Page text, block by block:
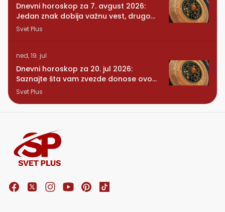
Dnevni horoskop za 7. avgust 2026:
Jedan znak dobija važnu vest, drugom
se vraća osoba iz prošlosti
Svet Plus
ned, 19. jul
Dnevni horoskop za 20. jul 2026:
Saznajte šta vam zvezde donose ovog
ponedeljka
Svet Plus